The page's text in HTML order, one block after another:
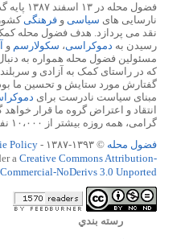
فضول
نارسایی های سیاسی و فرهنگی
نقد می پردازد. هدف فضول محله
رسیدن به دموکراسی، سکولارسم و
مسئولین فضول محله همواره به دنبال
که در راستای کمک به آزادی و
گفتارش مورد ستایش و تحسین ما
مبنای سیاست نادرست برای
انتقاد و اعتراض گروه ما قرار
گرامی، همه روزه بیشتر از ۱۰،۰۰۰ نفر از این سایت دیدن می کنند.
فضول محله © ۱۳۹۳-۱۳۸۷ -
Policy
a Creative Commons Attribution-
NoDerivs 3.0 Unported
رسته بندي